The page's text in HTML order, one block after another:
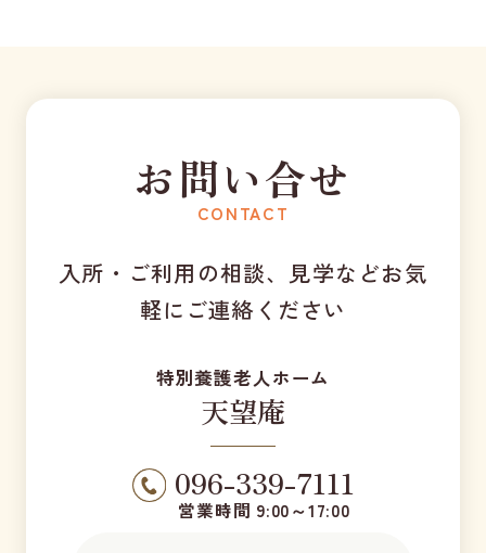
お問い合せ
CONTACT
入所・ご利用の相談、見学などお気
軽にご連絡ください
特別養護老人ホーム
天望庵
096-339-7111
営業時間 9:00～17:00